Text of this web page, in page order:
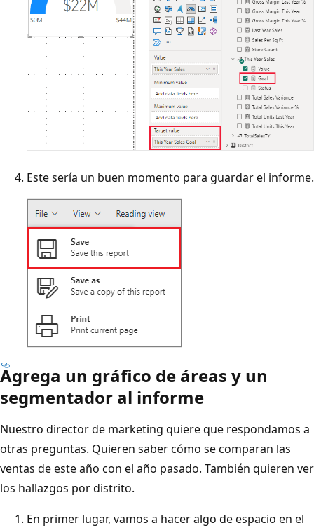
Este sería un buen momento para guardar el informe.
Agrega un gráfico de áreas y un
segmentador al informe
Nuestro director de marketing quiere que respondamos a
otras preguntas. Quieren saber cómo se comparan las
ventas de este año con el año pasado. También quieren ver
los hallazgos por distrito.
En primer lugar, vamos a hacer algo de espacio en el